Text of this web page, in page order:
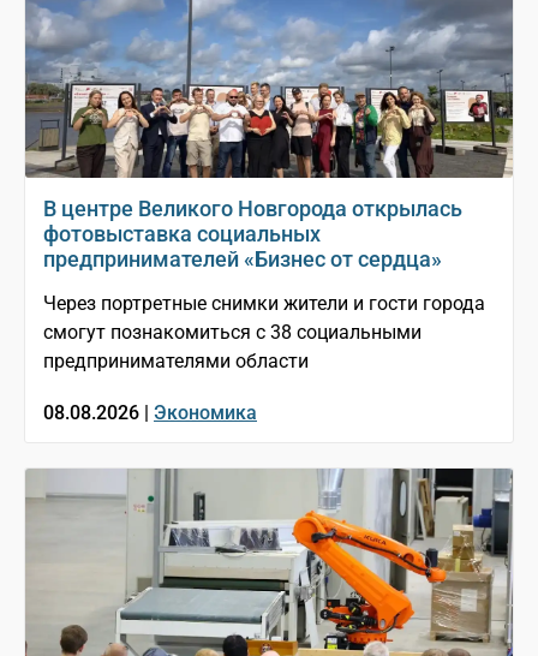
В центре Великого Новгорода открылась
фотовыставка социальных
предпринимателей «Бизнес от сердца»
Через портретные снимки жители и гости города
смогут познакомиться с 38 социальными
предпринимателями области
08.08.2026 | Экономика